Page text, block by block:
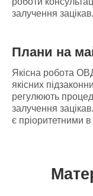
залучення
Плани на
Якісна робота
якісних
регулюють
залучення
є пріоритетними